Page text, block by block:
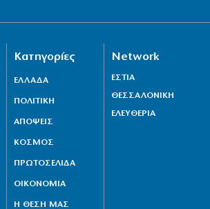
κολύμβησης λόγω
πυρομαχικών
Κατηγορίες
ΕΛΛΑΔΑ
ΠΟΛΙΤΙΚΗ
ΑΠΟΨΕΙΣ
ΚΟΣΜΟΣ
ΠΡΩΤΟΣΕΛΙΔΑ
ΟΙΚΟΝΟΜΙΑ
Η ΘΕΣΗ ΜΑΣ
Network
ΕΣΤΙΑ
ΘΕΣΣΑΛΟΝΙΚΗ
ΕΛΕΥΘΕΡΙΑ